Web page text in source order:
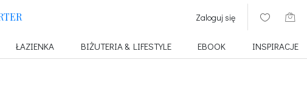
Zaloguj się
ŁAZIENKA BIŻUTERIA & LIFESTYLE EBOOK INSPIRACJE